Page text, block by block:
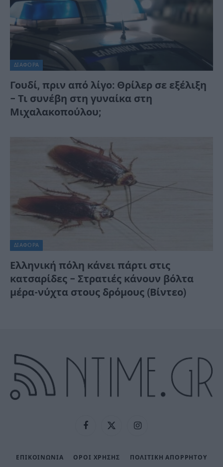
ΔΙΆΦΟΡΑ
Γουδί, πριν από λίγο: Θρίλερ σε εξέλιξη
– Τι συνέβη στη γυναίκα στη
Μιχαλακοπούλου;
ΔΙΆΦΟΡΑ
Ελληνική πόλη κάνει πάρτι στις
κατσαρίδες – Στρατιές κάνουν βόλτα
μέρα-νύχτα στους δρόμους (Βίντεο)
FacebookX
Instagram
ΕΠΙΚΟΙΝΩΝΙΑ ΟΡΟΙ ΧΡΗΣΗΣ ΠΟΛΙΤΙΚΉ ΑΠΟΡΡΉΤΟΥ